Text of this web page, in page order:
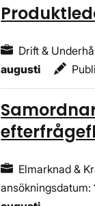
Drift &
augusti
Elmarknad &
ansökningsdatum: